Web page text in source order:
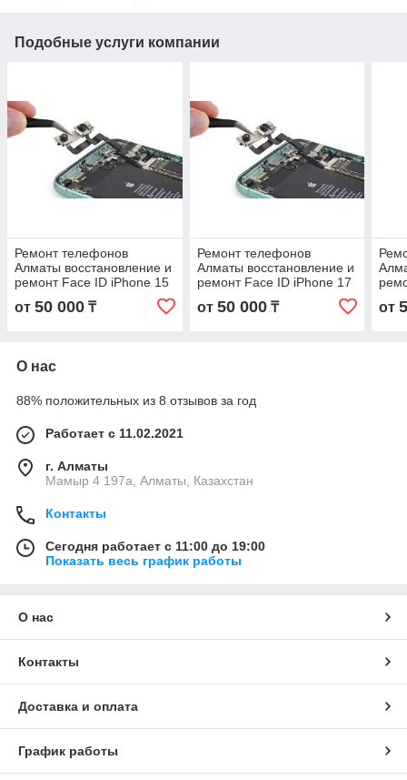
Подобные услуги компании
Ремонт телефонов
Алматы восстановление и
ремонт Face ID iPhone 15
от 50 000 ₸
Ремонт телефонов
Алматы восстановление и
ремонт Face ID iPhone 17
Pro в Алматы с гарантией
от 50 000₸ от
О нас
88% положительных из 8 отзывов за год
Работает с 11.02.2021
г. Алматы
Мамыр 4 197а, Алматы, Казахстан
Контакты
Сегодня работает с 11:00 до 19:00
Показать весь график работы
О нас
Контакты
Доставка и оплата
График работы